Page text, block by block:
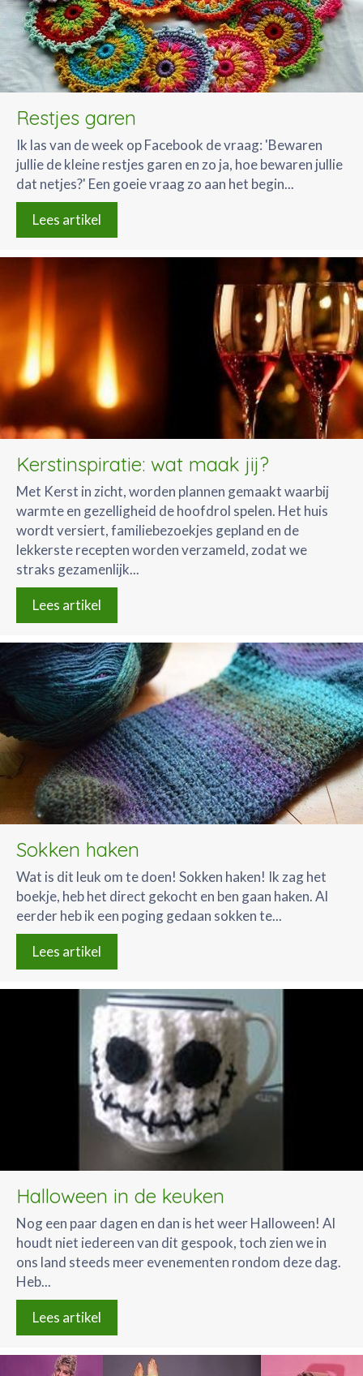
Restjes garen
Ik las van de week op Facebook de vraag: 'Bewaren
jullie de kleine restjes garen en zo ja, hoe bewaren jullie
dat netjes?' Een goeie vraag zo aan het begin...
Lees artikel
Kerstinspiratie: wat maak jij?
Met Kerst in zicht, worden plannen gemaakt waarbij
warmte en gezelligheid de hoofdrol spelen. Het huis
wordt versiert, familiebezoekjes gepland en de
lekkerste recepten worden verzameld, zodat we
straks gezamenlijk...
Lees artikel
Sokken haken
Wat is dit leuk om te doen! Sokken haken! Ik zag het
boekje, heb het direct gekocht en ben gaan haken. Al
eerder heb ik een poging gedaan sokken te...
Lees artikel
Halloween in de keuken
Nog een paar dagen en dan is het weer Halloween! Al
houdt niet iedereen van dit gespook, toch zien we in
ons land steeds meer evenementen rondom deze dag.
Heb...
Lees artikel